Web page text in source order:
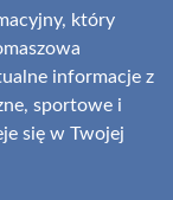
który
informacje z
sportowe i
się w Twojej